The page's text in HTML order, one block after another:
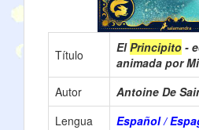
Título ElPrincipito -
animada por
Autor
Antoine De
Lengua
Español /